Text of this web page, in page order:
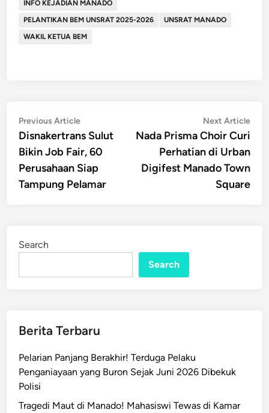
INFO KEJADIAN MANADO
PELANTIKAN BEM UNSRAT 2025-2026
UNSRAT MANADO
WAKIL KETUA BEM
Post
navigation
Previous ArticlePrevious
article:
Disnakertrans Sulut
Bikin Job Fair, 60
Perusahaan Siap
Tampung Pelamar
Next Article
Nada Prisma Choir Curi
Perhatian di Urban
Digifest Manado Town
Square
Search
Search
Berita Terbaru
Pelarian Panjang Berakhir! Terduga Pelaku
Penganiayaan yang Buron Sejak Juni 2026 Dibekuk
Polisi
Tragedi Maut di Manado! Mahasiswi Tewas di Kamar